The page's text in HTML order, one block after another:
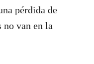
pérdida de
no van en la